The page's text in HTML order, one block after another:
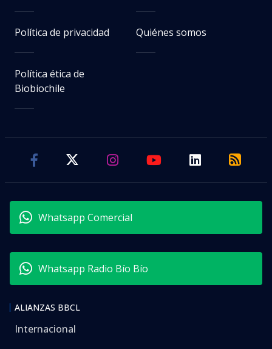
Política de privacidad Quiénes somos
Política ética de
Biobiochile
Whatsapp Comercial
Whatsapp Radio Bío Bío
ALIANZAS BBCL
Internacional